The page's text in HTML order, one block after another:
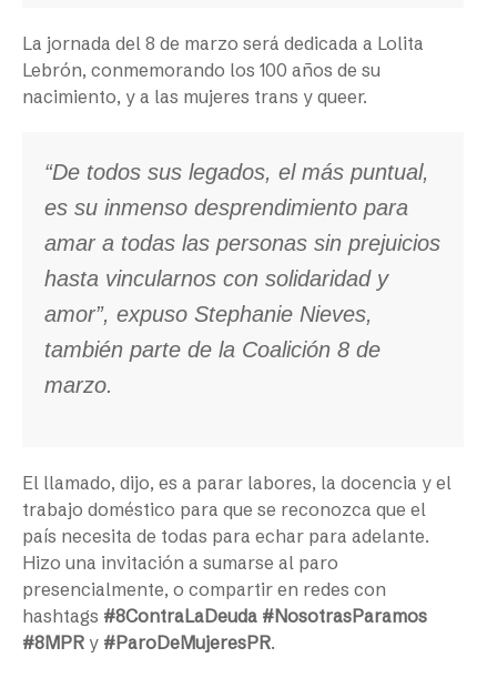
La jornada del 8 de marzo será dedicada a Lolita
Lebrón, conmemorando los 100 años de su
nacimiento, y a las mujeres trans y queer.
“De todos sus legados, el más puntual,
es su inmenso desprendimiento para
amar a todas las personas sin prejuicios
hasta vincularnos con solidaridad y
amor”, expuso Stephanie Nieves,
también parte de la Coalición 8 de
marzo.
El llamado, dijo, es a parar labores, la docencia y el
trabajo doméstico para que se reconozca que el
país necesita de todas para echar para adelante.
Hizo una invitación a sumarse al paro
presencialmente, o compartir en redes con
hashtags #8ContraLaDeuda #NosotrasParamos
#8MPR y #ParoDeMujeresPR.